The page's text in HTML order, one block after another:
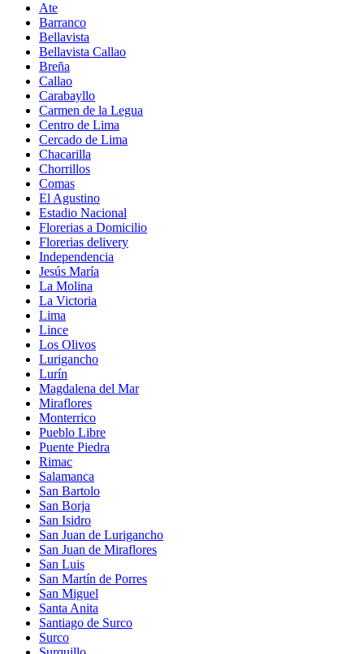
Ate
Barranco
Bellavista
Bellavista Callao
Breña
Callao
Carabayllo
Carmen de la Legua
Centro de Lima
Cercado de Lima
Chacarilla
Chorrillos
Comas
El Agustino
Estadio Nacional
Florerias a Domicilio
Florerias delivery
Independencia
Jesús María
La Molina
La Victoria
Lima
Lince
Los Olivos
Lurigancho
Lurín
Magdalena del Mar
Miraflores
Monterrico
Pueblo Libre
Puente Piedra
Rimac
Salamanca
San Bartolo
San Borja
San Isidro
San Juan de Lurigancho
San Juan de Miraflores
San Luis
San Martín de Porres
San Miguel
Santa Anita
Santiago de Surco
Surco